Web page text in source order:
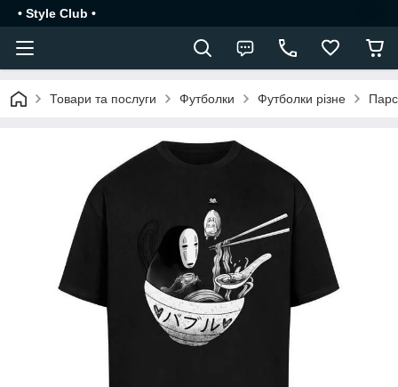
• Style Club •
Товари та послуги Футболки Футболки різне